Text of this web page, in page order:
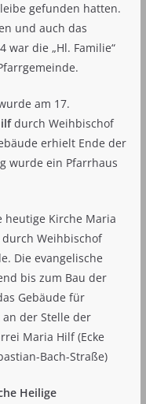
gefunden hatten.
und auch das
war die „Hl. Familie“
am 17.
durch Weihbischof
erhielt Ende der
wurde ein Pfarrhaus
heutige Kirche Maria
Weihbischof
Die evangelische
bis zum Bau der
Gebäude für
der Stelle der
Maria Hilf (Ecke
Bach-Straße)
Heilige